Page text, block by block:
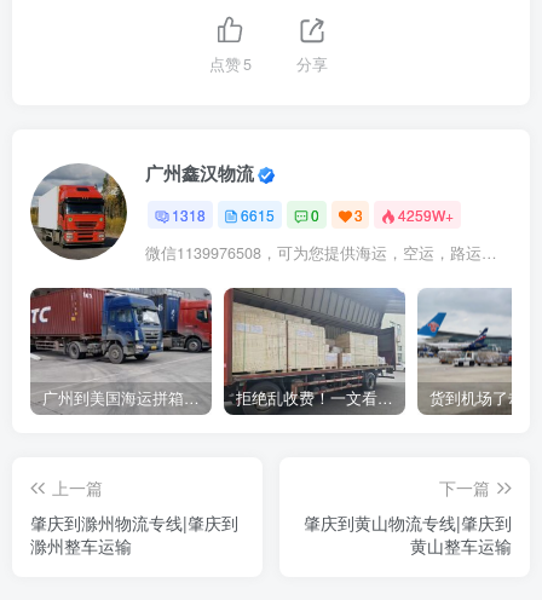
点赞5 分享
广州鑫汉物流
1318 6615 0 3 4259W+
微信1139976508，可为您提供海运，空运，路运，铁路运输
广州到美国海运拼箱多少钱？2024年最新运费构成+隐藏费用避坑指南 拒绝乱收费！一文看懂中国货代计费套路，教你避开所有隐形坑
上一篇
肇庆到滁州物流专线|肇庆到
滁州整车运输
下一篇
肇庆到黄山物流专线|肇庆到
黄山整车运输